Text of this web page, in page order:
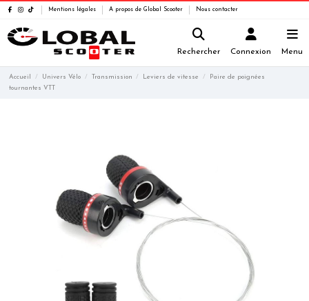
Mentions légales A propos de Global Scooter Nous contacter
Rechercher Connexion Menu
Accueil Univers Vélo Transmission Leviers de vitesse
Paire de poignées
tournantes VTT